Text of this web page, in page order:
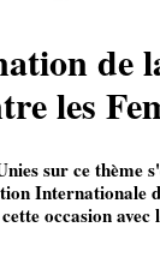
de
les
sur ce thème
Internationale
occasion avec